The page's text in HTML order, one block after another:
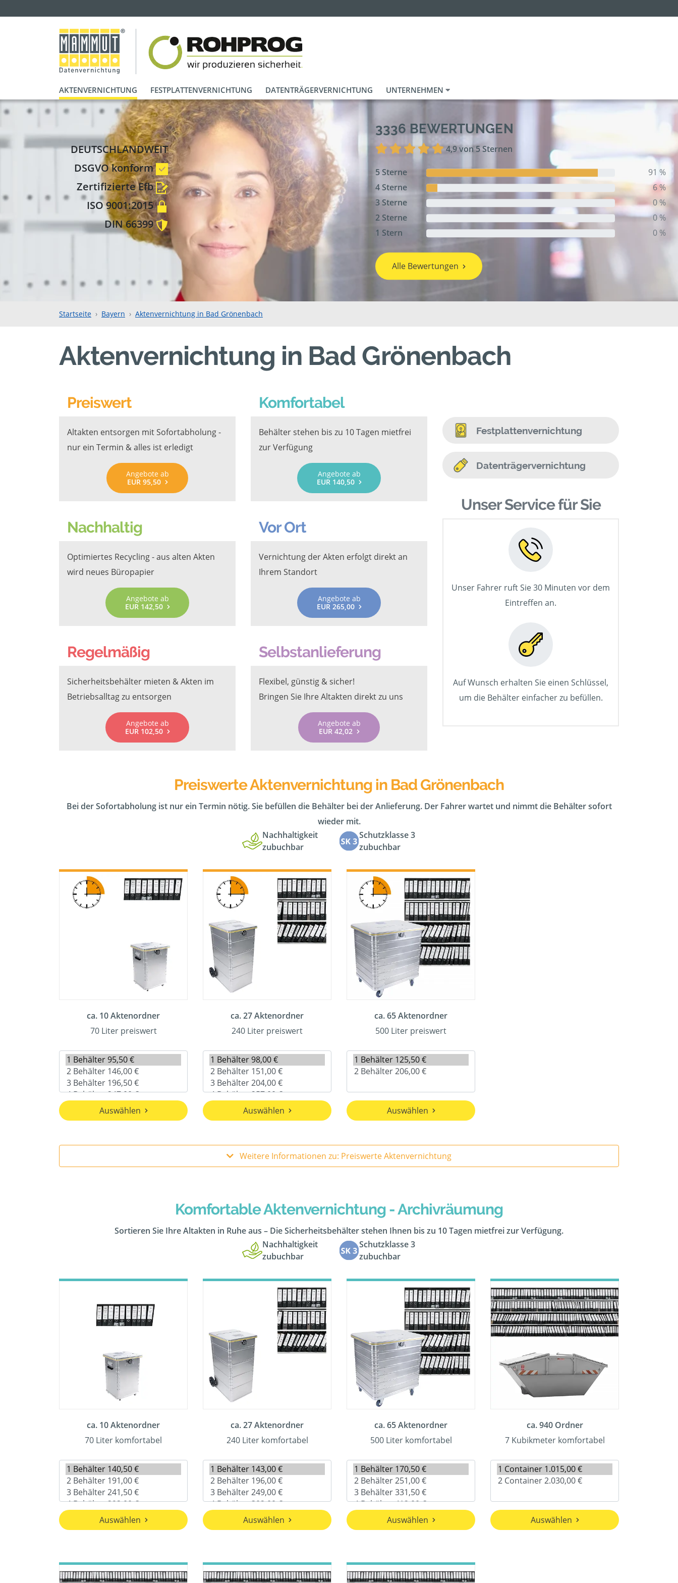
AKTENVERNICHTUNG FESTPLATTENVERNICHTUNG DATENTRÄGERVERNICHTUNG UNTERNEHMEN
DEUTSCHLANDWEIT
DSGVO konform
Zertifizierte Efb
ISO 9001:2015
DIN 66399
3336 BEWERTUNGEN
4,9 von 5 Sternen
5 Sterne
91 %
4 Sterne
6 %
3 Sterne
0 %
2 Sterne
0 %
1 Stern
0 %
Alle Bewertungen
Startseite Bayern Aktenvernichtung in Bad Grönenbach
Aktenvernichtung in Bad Grönenbach
Preiswert
Altakten entsorgen mit Sofortabholung -
nur ein Termin & alles ist erledigt
Angebote ab
EUR 95,50
Komfortabel
Behälter stehen bis zu 10 Tagen mietfrei
zur Verfügung
Angebote ab
EUR 140,50
Nachhaltig
Optimiertes Recycling - aus alten Akten
wird neues Büropapier
Angebote ab
EUR 142,50
Vor Ort
Vernichtung der Akten erfolgt direkt an
Ihrem Standort
Angebote ab
EUR 265,00
Regelmäßig
Sicherheitsbehälter mieten & Akten im
Betriebsalltag zu entsorgen
Angebote ab
EUR 102,50
Selbstanlieferung
Flexibel, günstig & sicher!
Bringen Sie Ihre Altakten direkt zu uns
Angebote ab
EUR 42,02
Festplattenvernichtung
Datenträgervernichtung
Unser Service für Sie
Unser Fahrer ruft Sie 30 Minuten vor dem
Eintreffen an.
Auf Wunsch erhalten Sie einen Schlüssel,
um die Behälter einfacher zu befüllen.
Preiswerte Aktenvernichtung in Bad Grönenbach
Bei der Sofortabholung ist nur ein Termin nötig. Sie befüllen die Behälter bei der Anlieferung. Der Fahrer wartet und nimmt die Behälter sofort
wieder mit.
Nachhaltigkeit
zubuchbar
Schutzklasse 3
zubuchbar
ca. 10 Aktenordner
70 Liter preiswert
Auswählen
ca. 27 Aktenordner
240 Liter preiswert
Auswählen
ca. 65 Aktenordner
500 Liter preiswert
Auswählen
Weitere Informationen zu: Preiswerte Aktenvernichtung
Komfortable Aktenvernichtung - Archivräumung
Sortieren Sie Ihre Altakten in Ruhe aus – Die Sicherheitsbehälter stehen Ihnen bis zu 10 Tagen mietfrei zur Verfügung.
Nachhaltigkeit
zubuchbar
Schutzklasse 3
zubuchbar
ca. 10 Aktenordner
70 Liter komfortabel
Auswählen
ca. 27 Aktenordner
240 Liter komfortabel
Auswählen
ca. 65 Aktenordner
500 Liter komfortabel
Auswählen
ca. 940 Ordner
7 Kubikmeter komfortabel
Auswählen